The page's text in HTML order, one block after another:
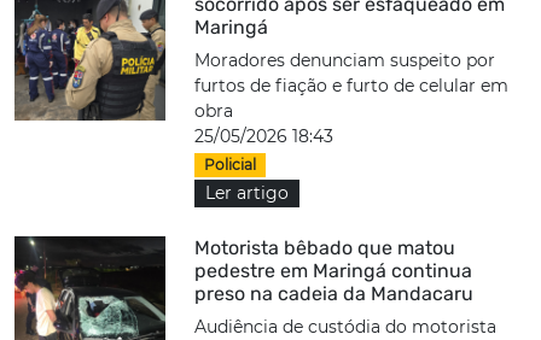
Maringá
Moradores denunciam suspeito por
furtos de fiação e furto de celular em
obra
25/05/2026 18:43
Policial
Ler artigo
Motorista bêbado que matou
pedestre em Maringá continua
preso na cadeia da Mandacaru
Audiência de custódia do motorista